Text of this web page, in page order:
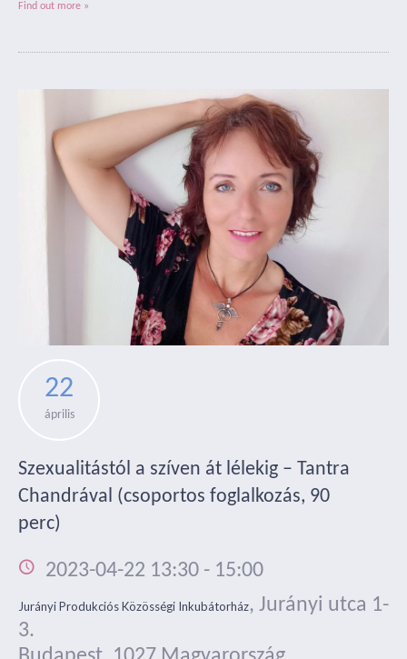
Find out more »
22
április
Szexualitástól a szíven át lélekig – Tantra
Chandrával (csoportos foglalkozás, 90
perc)
2023-04-22 13:30 - 15:00
Jurányi Produkciós Közösségi Inkubátorház, Jurányi utca 1-
3.